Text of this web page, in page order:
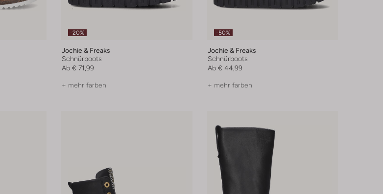
-20%
Jochie & Freaks
Schnürboots
Ab € 71,99
+ mehr farben
-50%
Jochie & Freaks
Schnürboots
Ab € 44,99
+ mehr farben